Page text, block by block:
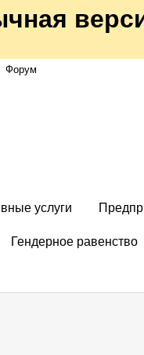
Форум
услуги
Гендерное равенство